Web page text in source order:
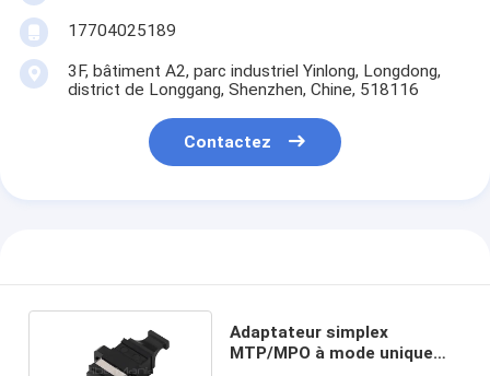
17704025189
3F, bâtiment A2, parc industriel Yinlong, Longdong,
district de Longgang, Shenzhen, Chine, 518116
Contactez
Adaptateur simplex
MTP/MPO à mode unique